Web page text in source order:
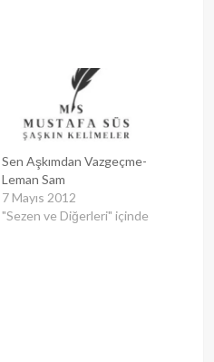
Sen Aşkımdan Vazgeçme-
Leman Sam
7 Mayıs 2012
"Sezen ve Diğerleri" içinde